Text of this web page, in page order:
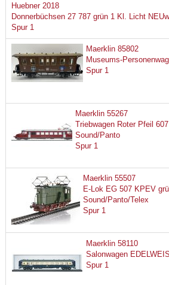
Huebner 2018
Donnerbüchsen 27 787 grün 1 Kl. Licht
Spur 1
Maerklin 85802
Museums-
Spur 1
Maerklin 55267
Triebwagen Roter Pfeil
Sound/Panto
Spur 1
Maerklin 55507
E-Lok EG 507 KPEV
Sound/Panto/Telex
Spur 1
Maerklin 58110
Salonwagen
Spur 1